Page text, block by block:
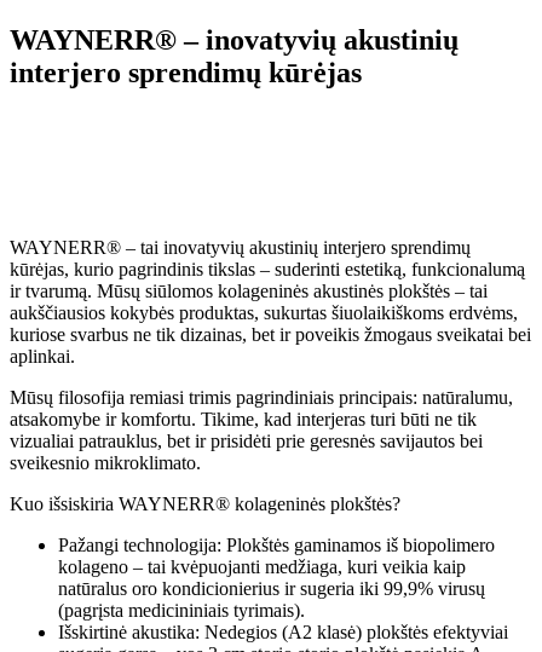
WAYNERR®️ – inovatyvių akustinių
interjero sprendimų kūrėjas
WAYNERR®️ – tai inovatyvių akustinių interjero sprendimų
kūrėjas, kurio pagrindinis tikslas – suderinti estetiką, funkcionalumą
ir tvarumą. Mūsų siūlomos kolageninės akustinės plokštės – tai
aukščiausios kokybės produktas, sukurtas šiuolaikiškoms erdvėms,
kuriose svarbus ne tik dizainas, bet ir poveikis žmogaus sveikatai bei
aplinkai.
Mūsų filosofija remiasi trimis pagrindiniais principais: natūralumu,
atsakomybe ir komfortu. Tikime, kad interjeras turi būti ne tik
vizualiai patrauklus, bet ir prisidėti prie geresnės savijautos bei
sveikesnio mikroklimato.
Kuo išsiskiria WAYNERR®️ kolageninės plokštės?
Pažangi technologija: Plokštės gaminamos iš biopolimero
kolageno – tai kvėpuojanti medžiaga, kuri veikia kaip
natūralus oro kondicionierius ir sugeria iki 99,9% virusų
(pagrįsta medicininiais tyrimais).
Išskirtinė akustika: Nedegios (A2 klasė) plokštės efektyviai